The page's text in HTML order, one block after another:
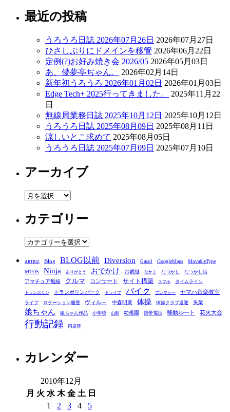
最近の投稿
うろうろ日誌 2026年07月26日 2026年07月27日
ひさしぶりにドメインを移管 2026年06月22日
定例(?)お好み焼き会 2026/05 2026年05月03日
あ、儚夢亭ぢゃん。
2026年02月14日
新年初うろうろ 2026年01月02日 2026年01月03日
Edge Tech+ 2025行ってきました。
2025年11月22
日
無線局業務日誌 2025年10月12日 2025年10月12日
うろうろ日誌 2025年08月09日 2025年08月11日
涼しいとこ求めて 2025年08月05日
うろうろ日誌 2025年07月09日 2025年07月10日
アーカイブ
ア
カ
イ
ブ
カテゴリー
カ
ゴ
リ
ー
ARTRIZ Blog BLOG以前 Diversion Gmail GoogleMaps
MovableType
MTOS
Ninja ありがとう おでかけ お裁縫 なかま なつかし なつかし話
アマチュア無線 クルマ コンサート サイト構築 スマホ タイムライン
トランポリン トランポリンパーク ドライブ バイク プレマシー ヤマハ音楽教室
ライブ ロケーション履歴 ヴィル～ 中森明菜 体操 体操クラブ送迎 失業
娘ちゃん 娘ちゃん作品 小学校 山梨 幼稚園 携帯電話 移動ルート 花火大会
行動記録 阿里耶
カレンダー
2010年12月
月 火 水 木 金 土 日
1
2 3 4
5